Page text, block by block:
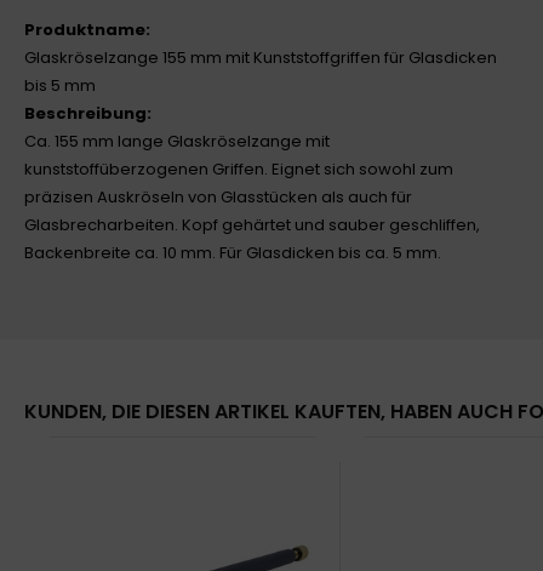
Produktname:
Glaskröselzange 155 mm mit Kunststoffgriffen für Glasdicken
bis 5 mm
Beschreibung:
Ca. 155 mm lange Glaskröselzange mit
kunststoffüberzogenen Griffen. Eignet sich sowohl zum
präzisen Auskröseln von Glasstücken als auch für
Glasbrecharbeiten. Kopf gehärtet und sauber geschliffen,
Backenbreite ca. 10 mm. Für Glasdicken bis ca. 5 mm.
KUNDEN, DIE DIESEN ARTIKEL KAUFTEN, HABEN AUCH